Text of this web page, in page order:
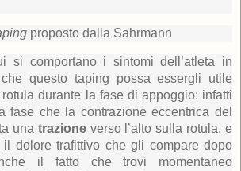
proposto dalla Sahrmann
si comportano i sintomi dell’atleta in
questo taping possa essergli utile
rotula durante la fase di appoggio: infatti
fase che la contrazione eccentrica del
una trazioneverso l’alto sulla rotula, e
il dolore trafittivo che gli compare dopo
il fatto che trovi momentaneo